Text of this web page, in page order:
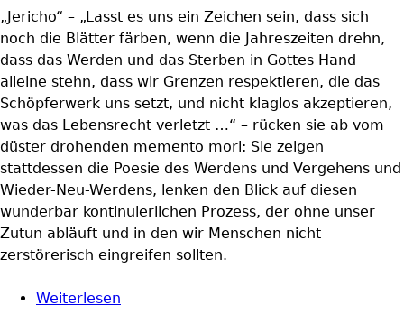
„Jericho“ – „Lasst es uns ein Zeichen sein, dass sich
noch die Blätter färben, wenn die Jahreszeiten drehn,
dass das Werden und das Sterben in Gottes Hand
alleine stehn, dass wir Grenzen respektieren, die das
Schöpferwerk uns setzt, und nicht klaglos akzeptieren,
was das Lebensrecht verletzt …“ – rücken sie ab vom
düster drohenden memento mori: Sie zeigen
stattdessen die Poesie des Werdens und Vergehens und
Wieder-Neu-Werdens, lenken den Blick auf diesen
wunderbar kontinuierlichen Prozess, der ohne unser
Zutun abläuft und in den wir Menschen nicht
zerstörerisch eingreifen sollten.
Weiterlesen